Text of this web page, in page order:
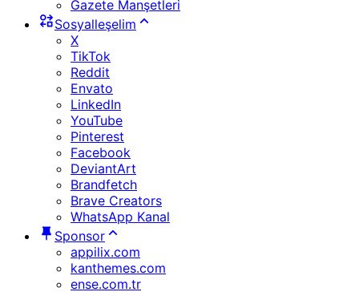
Gazete Manşetleri
Sosyalleşelim
X
TikTok
Reddit
Envato
LinkedIn
YouTube
Pinterest
Facebook
DeviantArt
Brandfetch
Brave Creators
WhatsApp Kanal
Sponsor
appilix.com
kanthemes.com
ense.com.tr